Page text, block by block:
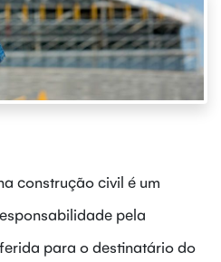
construção civil é um
pela
para o destinatário do